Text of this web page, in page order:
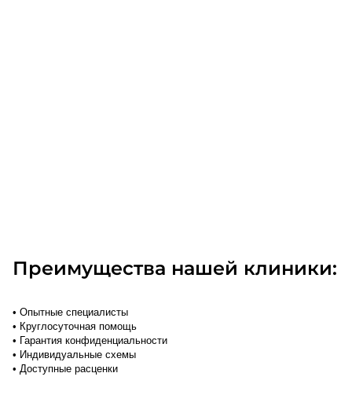
Преимущества нашей клиники:
• Опытные специалисты
• Круглосуточная помощь
• Гарантия конфиденциальности
• Индивидуальные схемы
• Доступные расценки